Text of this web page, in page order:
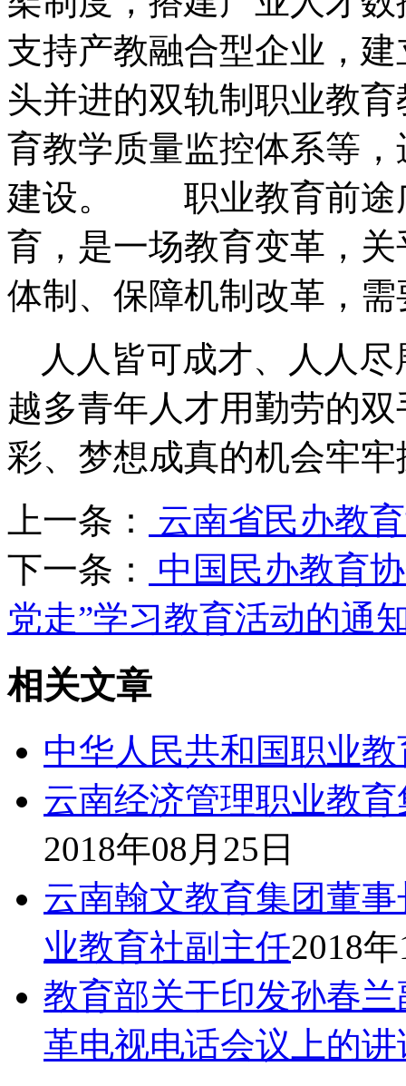
支持产教融合型企业，
头并进的双轨制职业教
育教学质量监控体系等
建设。 职业教育前途
育，是一场教育变革，
体制、保障机制改革，
人人皆可成才、人人
越多青年人才用勤劳的
彩、梦想成真的机会牢
上一条：
云南省民办教
下一条：
中国民办教育
党走”学习教育活动的通
相关文章
中华人民共和国职业教
云南经济管理职业教
2018年08月25日
云南翰文教育集团董
业教育社副主任2018
教育部关于印发孙春
革电视电话会议上的